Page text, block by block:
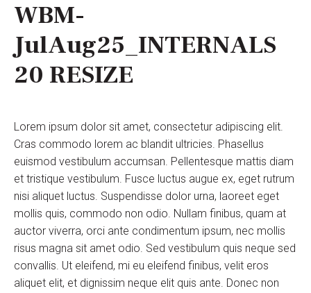
WBM-
JulAug25_INTERNALS
20 RESIZE
Lorem ipsum dolor sit amet, consectetur adipiscing elit.
Cras commodo lorem ac blandit ultricies. Phasellus
euismod vestibulum accumsan. Pellentesque mattis diam
et tristique vestibulum. Fusce luctus augue ex, eget rutrum
nisi aliquet luctus. Suspendisse dolor urna, laoreet eget
mollis quis, commodo non odio. Nullam finibus, quam at
auctor viverra, orci ante condimentum ipsum, nec mollis
risus magna sit amet odio. Sed vestibulum quis neque sed
convallis. Ut eleifend, mi eu eleifend finibus, velit eros
aliquet elit, et dignissim neque elit quis ante. Donec non